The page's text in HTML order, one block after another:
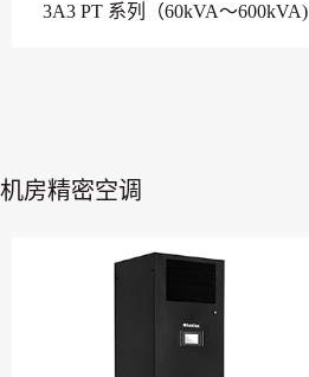
3A3 PT 系列（60kVA～600kVA)
机房精密空调